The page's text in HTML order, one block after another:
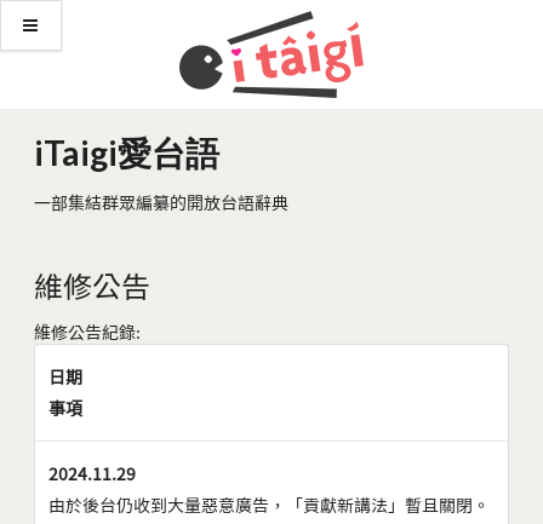
iTaigi愛台語
一部集結群眾編纂的開放台語辭典
維修公告
維修公告紀錄:
日期
事項
2024.11.29
由於後台仍收到大量惡意廣告，「貢獻新講法」暫且關閉。